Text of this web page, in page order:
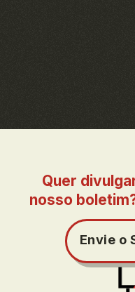
Quer
nosso
Envie o